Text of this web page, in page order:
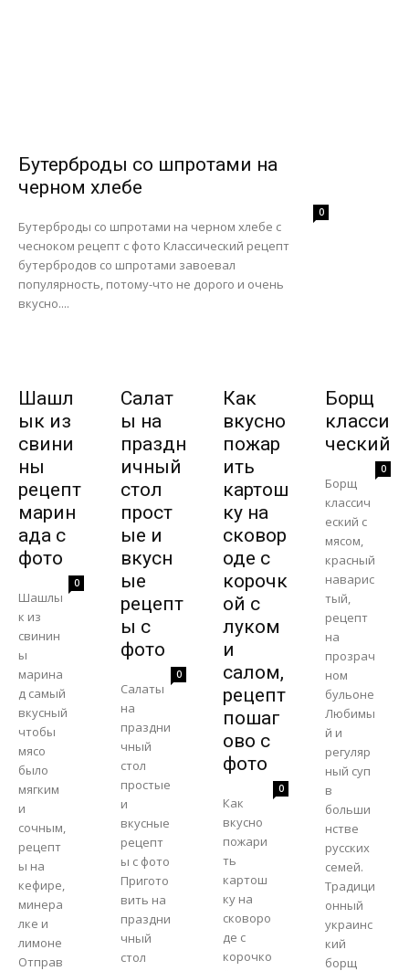
Бутерброды со шпротами на
черном хлебе
0
Бутерброды со шпротами на черном хлебе с
чесноком рецепт с фото Классический рецепт
бутербродов со шпротами завоевал
популярность, потому-что не дорого и очень
вкусно....
Шашл
ык из
свини
ны
рецепт
марин
ада с
фото
0
Шашлы
к из
свинин
ы
марина
д самый
вкусный
чтобы
мясо
было
мягким
и
сочным,
рецепт
ы на
кефире,
минера
лке и
лимоне
Отправ
Салат
ы на
праздн
ичный
стол
прост
ые и
вкусн
ые
рецепт
ы с
фото
0
Салаты
на
праздни
чный
стол
простые
и
вкусные
рецепт
ы с фото
Пригото
вить на
праздни
чный
стол
Как
вкусно
пожар
ить
картош
ку на
сковор
оде с
корочк
ой с
луком
и
салом,
рецепт
пошаг
ово с
фото
0
Как
вкусно
пожари
ть
картош
ку на
сковоро
де с
корочко
Борщ
класси
ческий
0
Борщ
классич
еский с
мясом,
красный
наварис
тый,
рецепт
на
прозрач
ном
бульоне
Любимы
й и
регуляр
ный суп
в
больши
нстве
русских
семей.
Традици
онный
украинс
кий
борщ